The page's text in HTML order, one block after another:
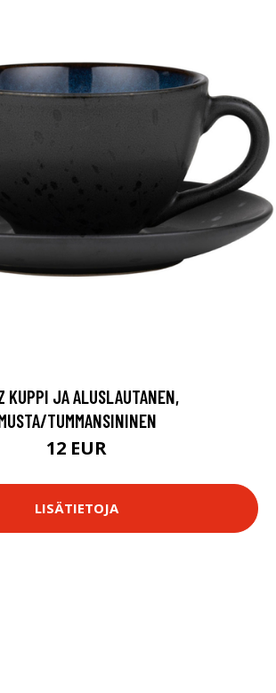
KUPPI JA ALUSLAUTANEN,
TUMMANSININEN
12 EUR
LISÄTIETOJA